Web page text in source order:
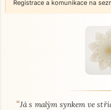
Registrace a komunikace na
O mně - seznamka profil
“Já s malým synkem ve